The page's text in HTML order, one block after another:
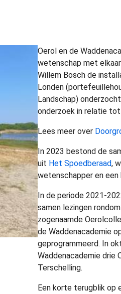
Oerol en de
wetenschap met
Willem Bosch de
Londen
Landschap)
onderzoek in relatie
Lees meer over
In 2023 bestond de
uit Het Spoedberaad,
wetenschapper en een
In de periode 2021-
samen lezingen
zogenaamde
de Waddenacademie
geprogrammeerd. In
Waddenacademie drie
Terschelling.
Een korte terugblik op